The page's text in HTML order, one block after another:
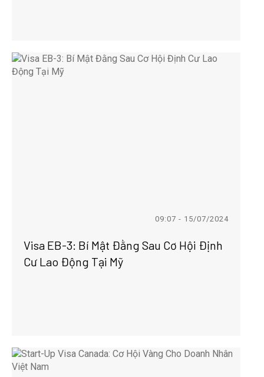
09:07 - 15/07/2024
Visa EB-3: Bí Mật Đằng Sau Cơ Hội Định
Cư Lao Động Tại Mỹ